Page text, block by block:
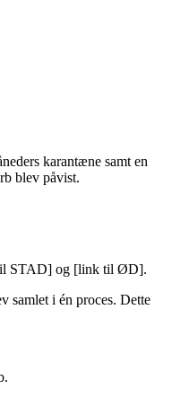
karantæne samt en
blev påvist.
til STAD] og [link til ØD].
samlet i én proces. Dette